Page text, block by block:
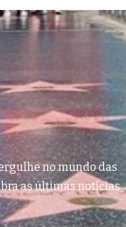
no mundo das
as últimas notícias